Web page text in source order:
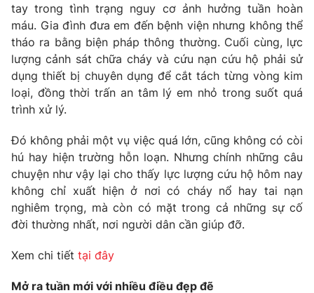
tay trong tình trạng nguy cơ ảnh hưởng tuần hoàn
máu. Gia đình đưa em đến bệnh viện nhưng không thể
tháo ra bằng biện pháp thông thường. Cuối cùng, lực
lượng cảnh sát chữa cháy và cứu nạn cứu hộ phải sử
dụng thiết bị chuyên dụng để cắt tách từng vòng kim
loại, đồng thời trấn an tâm lý em nhỏ trong suốt quá
trình xử lý.
Đó không phải một vụ việc quá lớn, cũng không có còi
hú hay hiện trường hỗn loạn. Nhưng chính những câu
chuyện như vậy lại cho thấy lực lượng cứu hộ hôm nay
không chỉ xuất hiện ở nơi có cháy nổ hay tai nạn
nghiêm trọng, mà còn có mặt trong cả những sự cố
đời thường nhất, nơi người dân cần giúp đỡ.
Xem chi tiết tại đây
Mở ra tuần mới với nhiều điều đẹp đẽ